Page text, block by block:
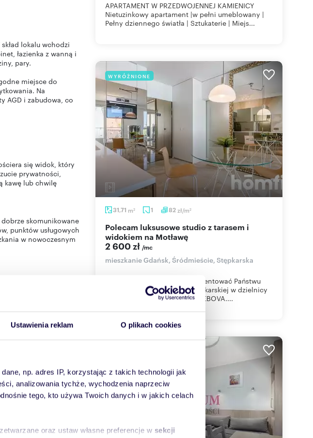
Ustawienia reklam O plikach cookies
np. adres IP, korzystając z takich technologii jak
analizowania tychże, wychodzenia naprzeciw
tego, kto używa Twoich danych i w jakich celach
oraz ustaw własne preferencje w sekcji
lokalu wchodzi
łazienka z wanną i
pary.
miejsce do
Na
AGD i zabudowa, co
się widok, który
prywatności,
kawę lub chwilę
skomunikowane
punktów usługowych
w nowoczesnym
lecz mają charakter
Dokładamy
APARTAMENT W PRZEDWOJENNEJ KAMIENICY
Nietuzinkowy apartament |w pełni umeblowany |
Pełny dziennego światła | Sztukaterie | Miejs...
WYRÓŻNIONE
31,71 m2 1 82zł/m2
Polecam luksusowe studio z tarasem i
widokiem na Motławę
2 600 zł /mc
mieszkanie Gdańsk, Śródmieście, Stępkarska
homfi ma przyjemność zaprezentować Państwu
wyjątkowe studio przy ul. Stępkarskiej w dzielnicy
Śródmieście - inwestycja CHLEBOVA....